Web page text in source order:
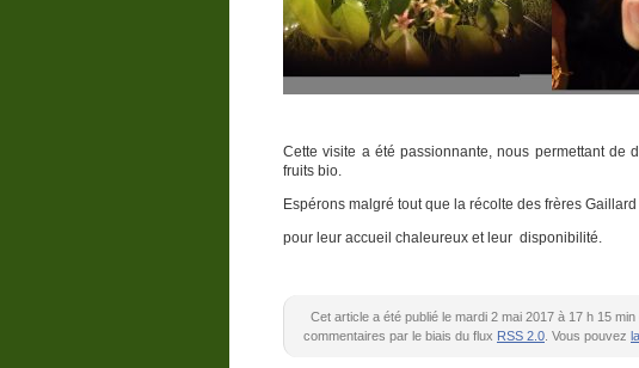
Cette visite a été passionnante, nous permettant de
fruits bio.
Espérons malgré tout que la récolte des frères
pour leur accueil chaleureux et leur disponibilité.
Cet article a été publié le mardi 2 mai 2017 à 17 h 15
commentaires par le biais du flux RSS 2.0 . Vous pouvez